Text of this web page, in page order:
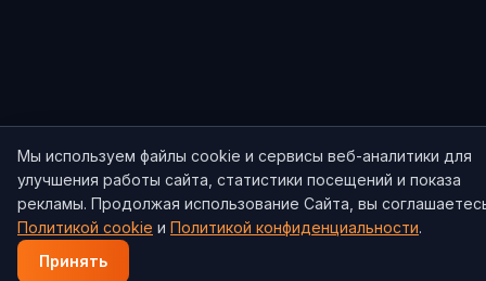
Мы используем файлы cookie и сервисы веб-аналитики для
улучшения работы сайта, статистики посещений и показа
рекламы. Продолжая использование Сайта, вы
Политикой cookie и Политикой конфиденциальности.
Принять